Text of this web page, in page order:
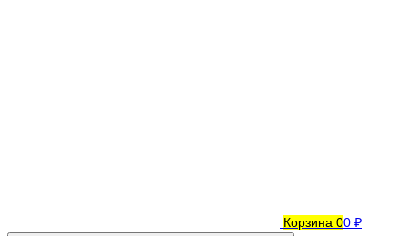
Корзина 00 ₽